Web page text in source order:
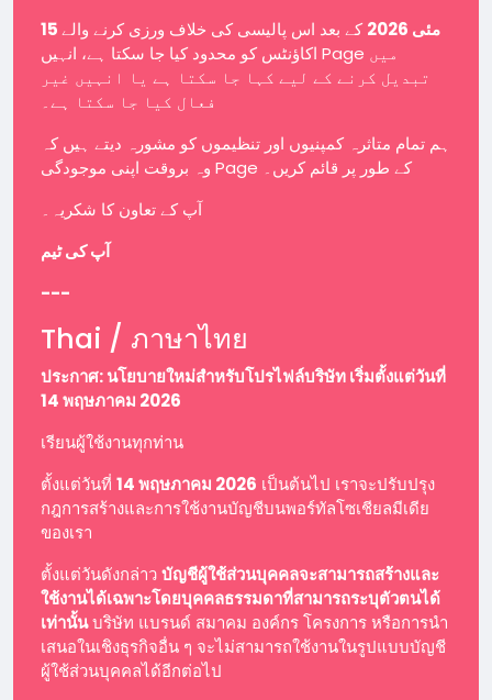
15 مئی 2026
کے بعد اس پالیسی کی خلاف ورزی کرنے والے
اکاؤنٹس کو محدود کیا جا سکتا ہے، انہیں Page میں
تبدیل کرنے کے لیے کہا جا سکتا ہے یا انہیں غیر
فعال کیا جا سکتا ہے۔
ہم تمام متاثرہ کمپنیوں اور تنظیموں کو مشورہ دیتے ہیں کہ
وہ بروقت اپنی موجودگی Page کے طور پر قائم کریں۔
آپ کے تعاون کا شکریہ۔
آپ کی ٹیم
---
Thai / ภาษาไทย
ประกาศ: นโยบายใหม่สำหรับโปรไฟล์บริษัท เริ่มตั้งแต่วันที่
14 พฤษภาคม 2026
เรียนผู้ใช้งานทุกท่าน
ตั้งแต่วันที่ 14 พฤษภาคม 2026 เป็นต้นไป เราจะปรับปรุง
กฎการสร้างและการใช้งานบัญชีบนพอร์ทัลโซเชียลมีเดีย
ของเรา
ตั้งแต่วันดังกล่าวบัญชีผู้ใช้ส่วนบุคคลจะสามารถสร้างและ
ใช้งานได้เฉพาะโดยบุคคลธรรมดาที่สามารถระบุตัวตนได้
เท่านั้นบริษัท แบรนด์ สมาคม องค์กร โครงการ หรือการนำ
เสนอในเชิงธุรกิจอื่น ๆ จะไม่สามารถใช้งานในรูปแบบบัญชี
ผู้ใช้ส่วนบุคคลได้อีกต่อไป